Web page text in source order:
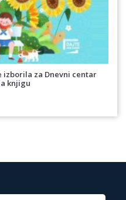
izborila za Dnevni centar
knjigu